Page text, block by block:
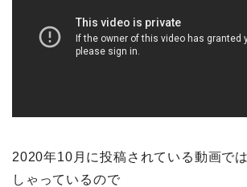
2020年10月に投稿されている動画で
しゃっているので